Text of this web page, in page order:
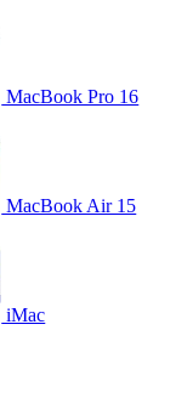
MacBook Pro 16
MacBook Air 15
iMac